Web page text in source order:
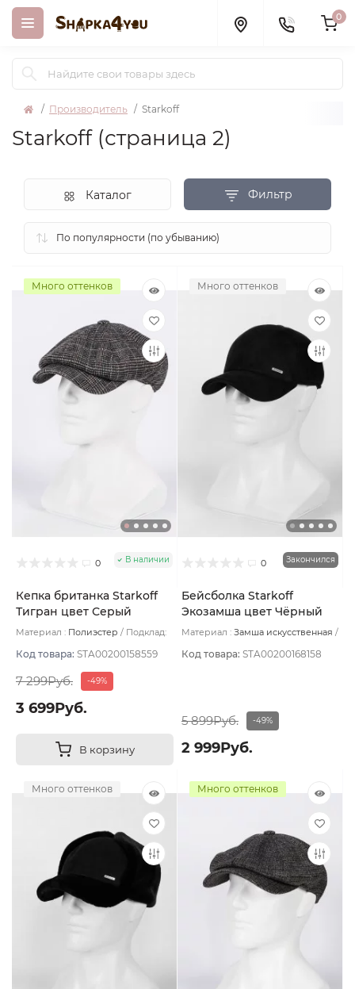
0
Производитель Starkoff
Starkoff (страница 2)
Фильтр
Каталог
Много оттенков
0 В наличии
Кепка британка Starkoff
Тигран цвет Серый
размер 56
Материал : Полиэстер
Подклад:
Код товара: STA00200158559
7 299Руб. -49%
3 699Руб.
В корзину
Много оттенков
0 Закончился
Бейсболка Starkoff
Экозамша цвет Чёрный
размер 56
Материал : Замша искусственная
Код товара: STA00200168158
5 899Руб. -49%
2 999Руб.
Много оттенков Много оттенков